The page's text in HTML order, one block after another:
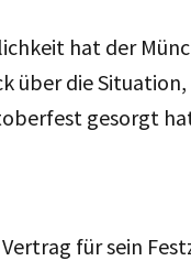
hat der
über die
gesorgt
für sein